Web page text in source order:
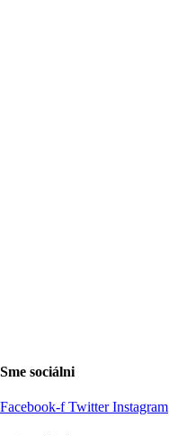
Sme sociálni
Facebook-f Twitter Instagram